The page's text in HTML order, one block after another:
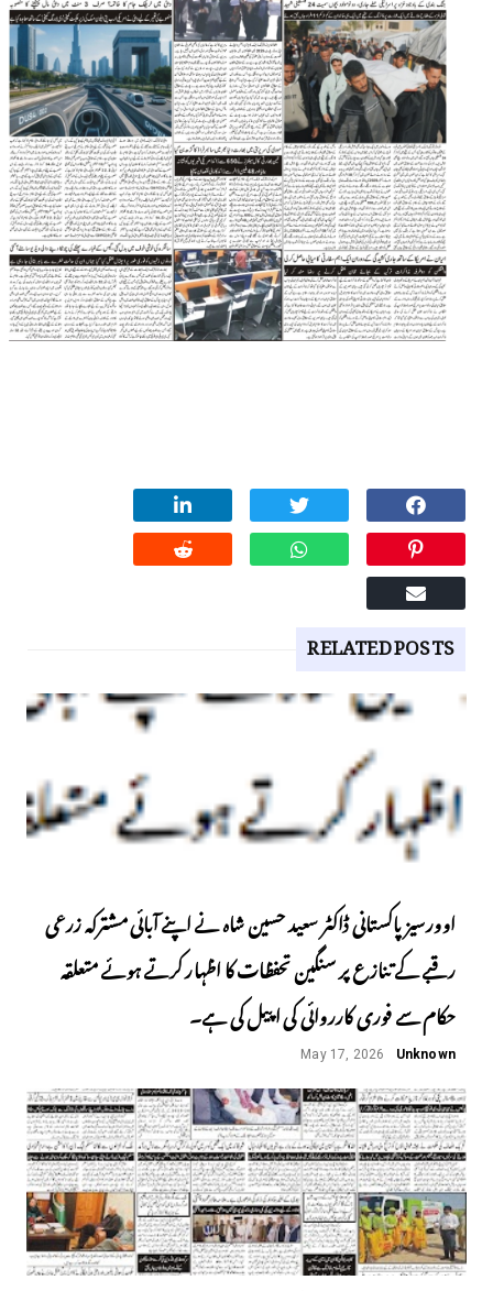
RELATED POSTS
اوورسیز پاکستانی ڈاکٹر سعید حسین شاہ نے اپنے آبائی مشترکہ زرعی
رقبے کے تنازع پر سنگین تحفظات کا اظہار کرتے ہوئے متعلقہ
حکام سے فوری کارروائی کی اپیل کی ہے۔
Unknown
May 17, 2026